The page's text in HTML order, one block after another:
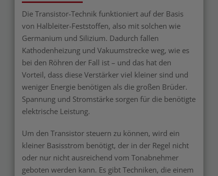
Die Transistor-Technik funktioniert auf der Basis
von Halbleiter-Feststoffen, also mit solchen wie
Germanium und Silizium. Dadurch fallen
Kathodenheizung und Vakuumstrecke weg, wie es
bei den Röhren der Fall ist – und das hat den
Vorteil, dass diese Verstärker viel kleiner sind und
weniger Energie benötigen als die großen Brüder.
Spannung und Stromstärke sorgen für die benötigte
elektrische Leistung.
Um den Transistor steuern zu können, wird ein
kleiner Basisstrom benötigt, der in der Regel nicht
oder nur nicht ausreichend vom Tonabnehmer
geboten werden kann. Es gibt Techniken, die einem